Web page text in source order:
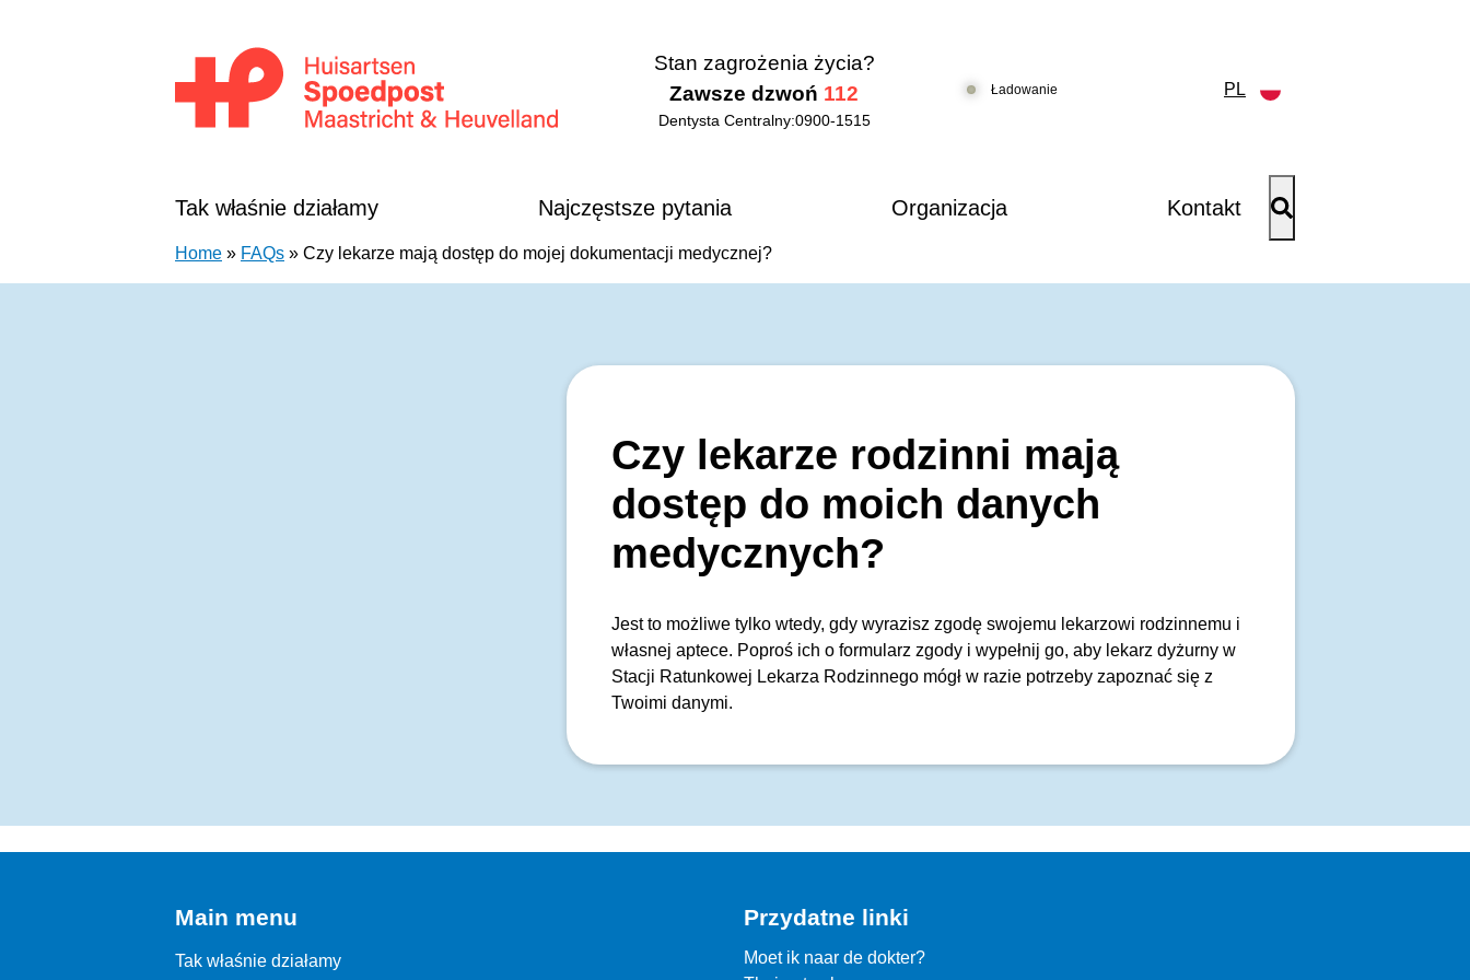
Stan zagrożenia życia?
Zawsze dzwoń 112
Dentysta Centralny:0900-1515
Ładowanie PL
Tak właśnie działamy Najczęstsze pytania Organizacja Kontakt
Home » FAQs » Czy lekarze mają dostęp do mojej dokumentacji medycznej?
Czy lekarze rodzinni mają
dostęp do moich danych
medycznych?
Jest to możliwe tylko wtedy, gdy wyrazisz zgodę swojemu lekarzowi rodzinnemu i
własnej aptece. Poproś ich o formularz zgody i wypełnij go, aby lekarz dyżurny w
Stacji Ratunkowej Lekarza Rodzinnego mógł w razie potrzeby zapoznać się z
Twoimi danymi.
Main menu
Tak właśnie działamy
Przydatne linki
Moet ik naar de dokter?